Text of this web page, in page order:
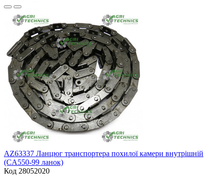
AZ63337 Ланцюг транспортера похилої камери внутрішній
(CA550-99 ланок)
Код 28052020